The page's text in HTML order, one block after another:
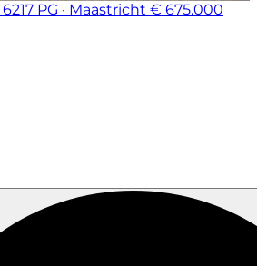
6217 PG · Maastricht € 675.000